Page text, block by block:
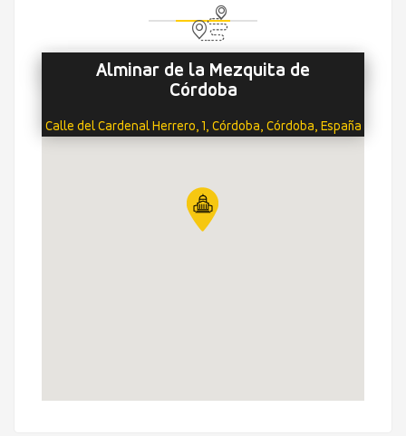
Alminar de la Mezquita de
Córdoba
Calle del Cardenal Herrero, 1, Córdoba, Córdoba, España